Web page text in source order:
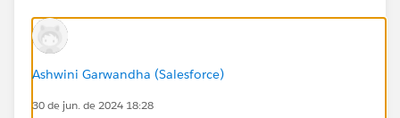
Ashwini Garwandha (Salesforce)
30 de jun. de 2024 18:28